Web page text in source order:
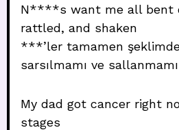
N****s want me all bent
rattled, and shaken
***’ler tamamen
sarsılmamı ve
My dad got cancer right
stages